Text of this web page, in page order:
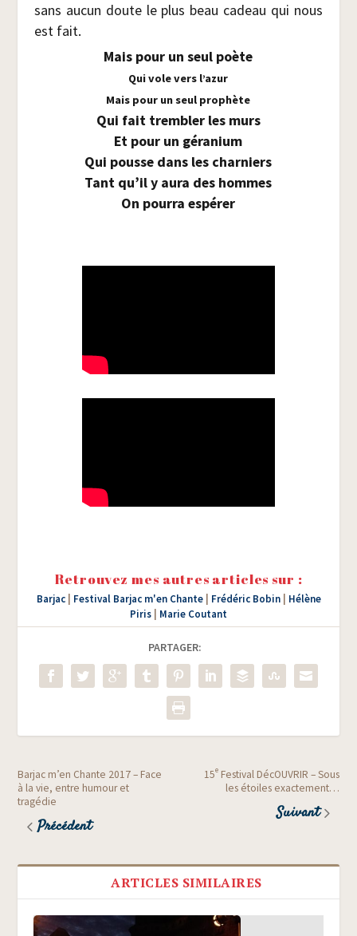
sans aucun doute le plus beau cadeau qui nous
est fait.
Mais pour un seul poète
Qui vole vers l’azur
Mais pour un seul prophète
Qui fait trem­bler les murs
Et pour un géranium
Qui pousse dans les charniers
Tant qu’il y aura des hommes
On pour­ra espérer
Retrouvez mes autres articles sur :
Barjac| Festival Barjac m'en Chante| Frédéric Bobin| Hélène
Piris
Marie Coutant
PARTAGER:
Barjac m’en Chante 2017 – Face
à la vie, entre humour et
tragédie
Précédent
15eFestival DécOUVRIR – Sous
les étoiles exactement…
Suivant
ARTICLES SIMILAIRES